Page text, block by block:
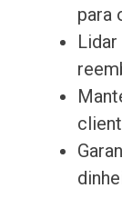
para